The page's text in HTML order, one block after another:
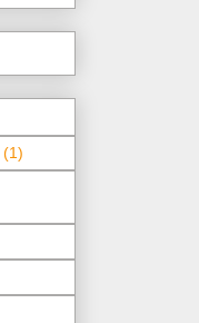
(1)